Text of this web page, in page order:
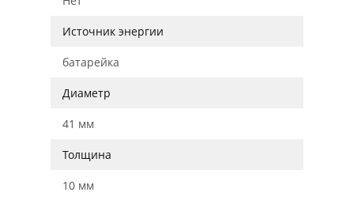
Источник энергии
батарейка
Диаметр
41 мм
Толщина
10 мм